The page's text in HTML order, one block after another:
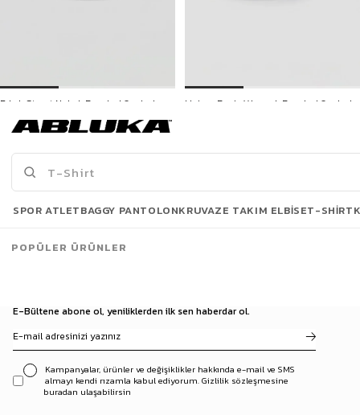
499,90 TL
İNDİRİM
Son Bakılanlar
E-Bültene abone ol, yeniliklerden ilk sen haberdar ol.
Kampanyalar, ürünler ve değişiklikler hakkında e-mail ve SMS
almayı kendi rızamla kabul ediyorum. Gizlilik sözleşmesine
buradan ulaşabilirsin
SPOR ATLETBAGGY PANTOLONKRUVAZE TAKIM ELBISET-SHIRT
POPÜLER ÜRÜNLER